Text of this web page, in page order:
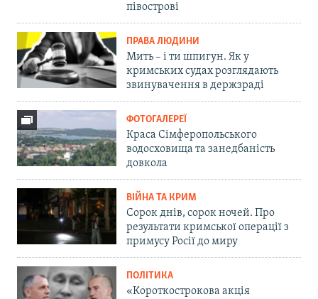
півострові
ПРАВА ЛЮДИНИ
Мить – і ти шпигун. Як у
кримських судах розглядають
звинувачення в держзраді
ФОТОГАЛЕРЕЇ
Краса Сімферопольського
водосховища та занедбаність
довкола
ВІЙНА ТА КРИМ
Сорок днів, сорок ночей. Про
результати кримської операції з
примусу Росії до миру
ПОЛІТИКА
«Короткострокова акція